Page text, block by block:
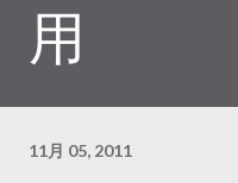
用
11月 05, 2011